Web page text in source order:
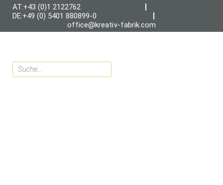
AT:+43 (0)1 2122762
DE:+49 (0) 5401 880899-0
office@kreativ-fabrik.com